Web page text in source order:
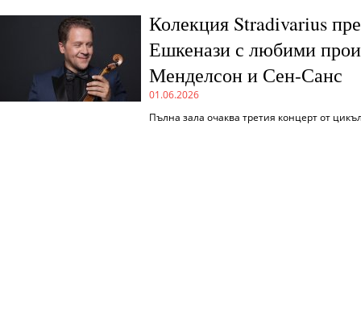
Колекция Stradivarius
Ешкенази с любими
Менделсон и Сен-Санс
01.06.2026
Пълна зала очаква третия концерт от